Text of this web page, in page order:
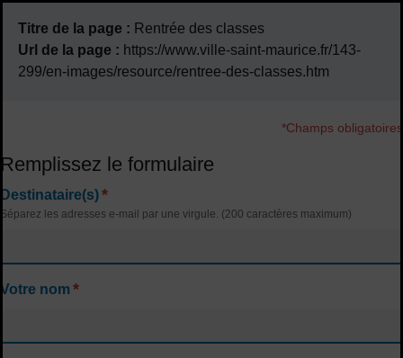
Titre de la page : Rentrée des classes
Url de la page : https://www.ville-saint-maurice.fr/143-
299/en-images/resource/rentree-des-classes.htm
*Champs obligatoires
Remplissez le formulaire
Destinataire(s)*
Séparez les adresses e-mail par une virgule. (200 caractères maximum)
Votre nom *